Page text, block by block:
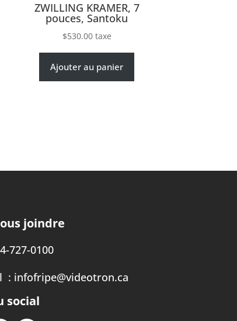
ZWILLING KRAMER, 7
pouces, Santoku
$530.00 taxe
Ajouter au panier
joindre
727-0100
: infofripe@videotron.ca
social